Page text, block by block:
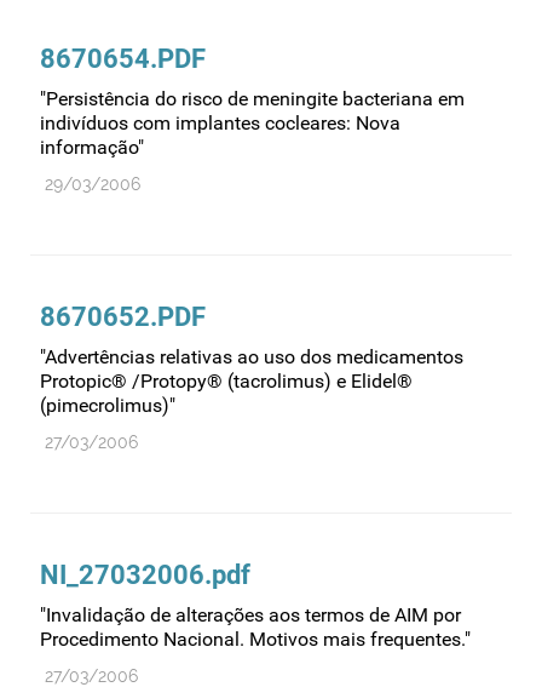
Locais de venda
Manutenção no mercado
Medicamentos de uso humano
Medicamentos genéricos
Nanotecnologia
Planeamento
Plantas medicinais
Prescrição
Publicidade
Qualidade e normalização
Reações adversas
8670654.PDF
"Persistência do risco de meningite bacteriana em
indivíduos com implantes cocleares: Nova
informação"
29/03/2006
8670652.PDF
"Advertências relativas ao uso dos medicamentos
Protopic® /Protopy® (tacrolimus) e Elidel®
(pimecrolimus)"
27/03/2006
NI_27032006.pdf
"Invalidação de alterações aos termos de AIM por
Procedimento Nacional. Motivos mais frequentes."
27/03/2006